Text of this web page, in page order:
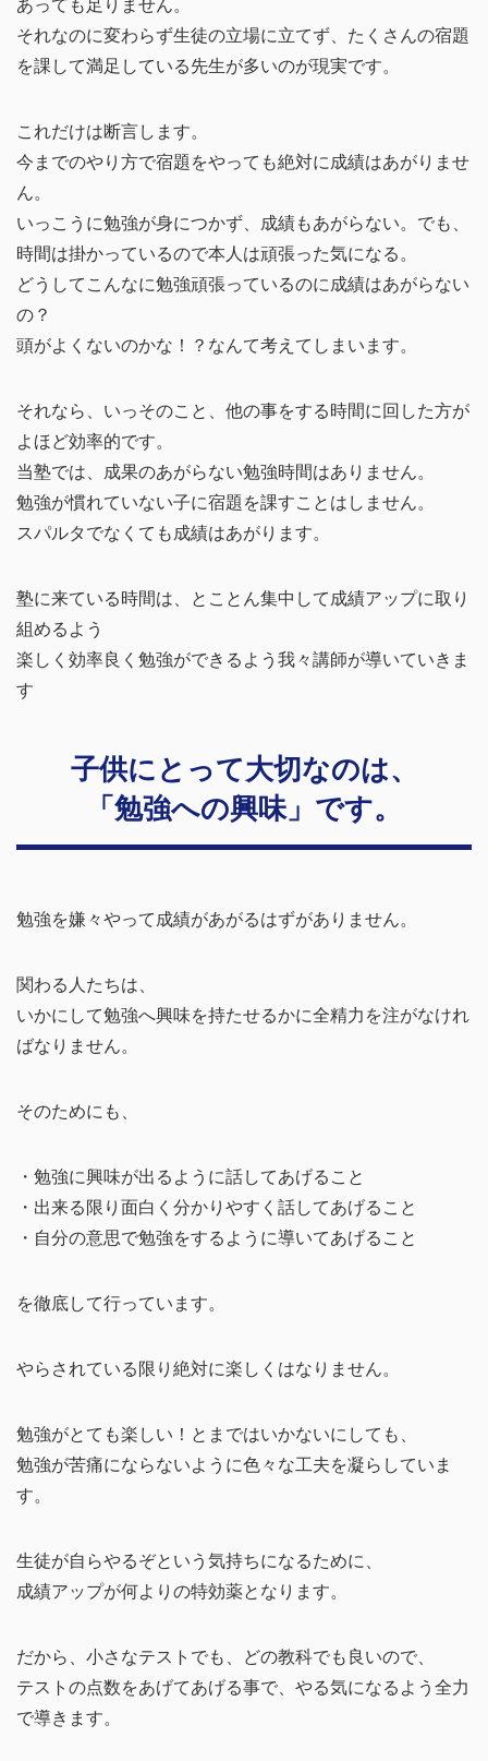
あっても足りません。
それなのに変わらず生徒の立場に立てず、たくさんの宿題
を課して満足している先生が多いのが現実です。
これだけは断言します。
今までのやり方で宿題をやっても絶対に成績はあがりませ
ん。
いっこうに勉強が身につかず、成績もあがらない。でも、
時間は掛かっているので本人は頑張った気になる。
どうしてこんなに勉強頑張っているのに成績はあがらない
の？
頭がよくないのかな！？なんて考えてしまいます。
それなら、いっそのこと、他の事をする時間に回した方が
よほど効率的です。
当塾では、成果のあがらない勉強時間はありません。
勉強が慣れていない子に宿題を課すことはしません。
スパルタでなくても成績はあがります。
塾に来ている時間は、とことん集中して成績アップに取り
組めるよう
楽しく効率良く勉強ができるよう我々講師が導いていきま
す
子供にとって大切なのは、
「勉強への興味」です。
勉強を嫌々やって成績があがるはずがありません。
関わる人たちは、
いかにして勉強へ興味を持たせるかに全精力を注がなけれ
ばなりません。
そのためにも、
・勉強に興味が出るように話してあげること
・出来る限り面白く分かりやすく話してあげること
・自分の意思で勉強をするように導いてあげること
を徹底して行っています。
やらされている限り絶対に楽しくはなりません。
勉強がとても楽しい！とまではいかないにしても、
勉強が苦痛にならないように色々な工夫を凝らしていま
す。
生徒が自らやるぞという気持ちになるために、
成績アップが何よりの特効薬となります。
だから、小さなテストでも、どの教科でも良いので、
テストの点数をあげてあげる事で、やる気になるよう全力
で導きます。